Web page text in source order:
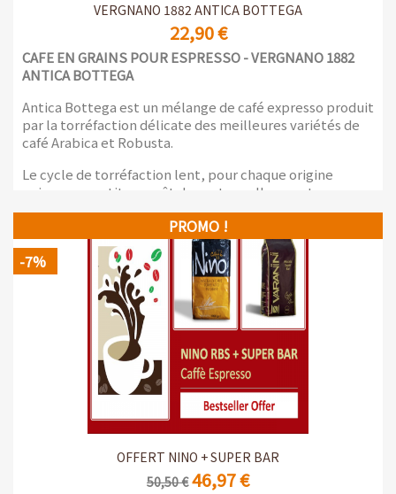
VERGNANO 1882 ANTICA BOTTEGA
22,90 €
CAFE EN GRAINS POUR ESPRESSO - VERGNANO 1882
ANTICA BOTTEGA
Antica Bottega est un mélange de café expresso produit
par la torréfaction délicate des meilleures variétés de
café Arabica et Robusta.
Le cycle de torréfaction lent, pour chaque origine
unique, garantit un goût doux et moelleux en tasse,
avec une légère acidité et un corps marqué, avec des
nuances fruitées et légèrement épicées. Le résultat est
un café de qualité supérieure, au goût délicat, à l'arôme
invitant et à la crème élevée.
Paquet de 1kg
OFFERT NINO + SUPER BAR
50,50 € 46,97 €
PROMO !
-7%